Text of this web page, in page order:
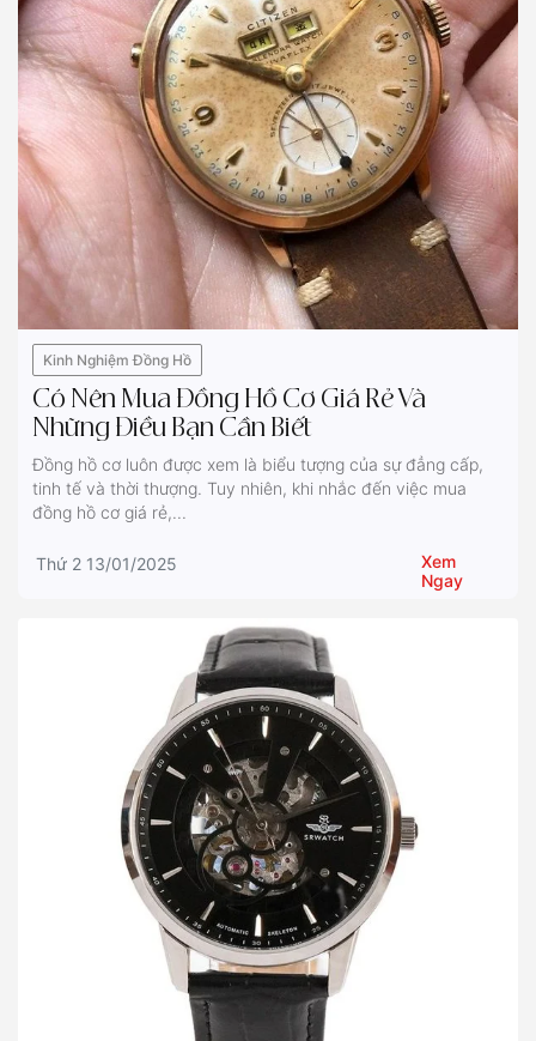
Kinh Nghiệm Đồng Hồ
Có Nên Mua Đồng Hồ Cơ Giá Rẻ Và
Những Điều Bạn Cần Biết
Đồng hồ cơ luôn được xem là biểu tượng của sự đẳng cấp,
tinh tế và thời thượng. Tuy nhiên, khi nhắc đến việc mua
đồng hồ cơ giá rẻ,...
Thứ 2 13/01/2025
Xem
Ngay